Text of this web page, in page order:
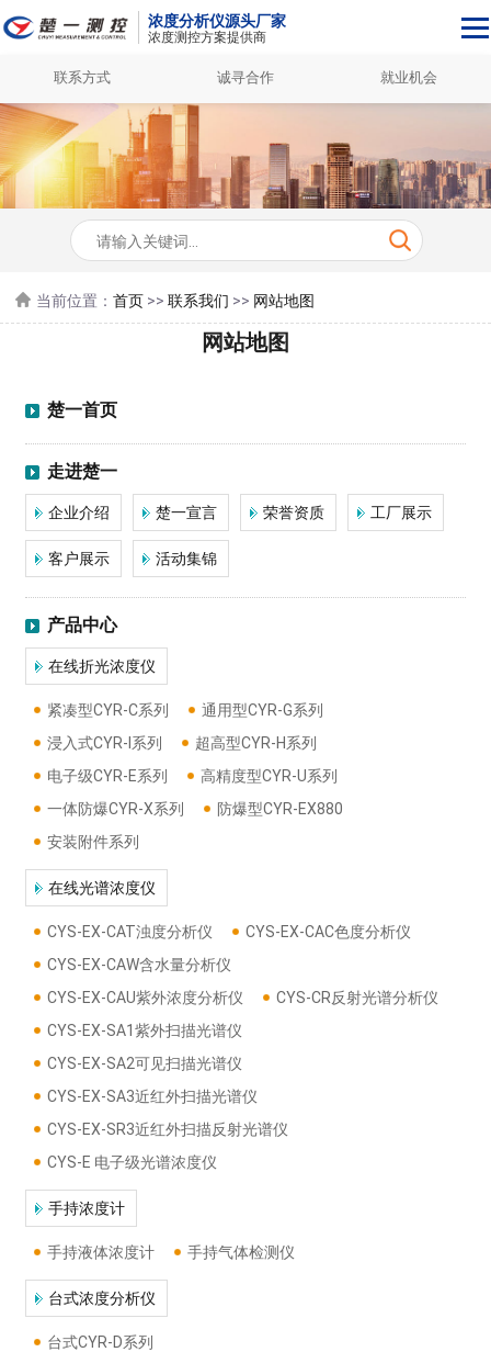
浓度分析仪源头厂家
浓度测控方案提供商
联系方式 诚寻合作 就业机会
当前位置：首页 >>联系我们 >> 网站地图
网站地图
楚一首页
走进楚一
企业介绍 楚一宣言 荣誉资质 工厂展示
客户展示 活动集锦
产品中心
在线折光浓度仪
紧凑型CYR-C系列
通用型CYR-G系列
浸入式CYR-I系列
超高型CYR-H系列
电子级CYR-E系列
高精度型CYR-U系列
一体防爆CYR-X系列
防爆型CYR-EX880
安装附件系列
在线光谱浓度仪
CYS-EX-CAT浊度分析仪
CYS-EX-CAC色度分析仪
CYS-EX-CAW含水量分析仪
CYS-EX-CAU紫外浓度分析仪
CYS-CR反射光谱分析仪
CYS-EX-SA1紫外扫描光谱仪
CYS-EX-SA2可见扫描光谱仪
CYS-EX-SA3近红外扫描光谱仪
CYS-EX-SR3近红外扫描反射光谱仪
CYS-E 电子级光谱浓度仪
手持浓度计
手持液体浓度计 手持气体检测仪
台式浓度分析仪
台式CYR-D系列